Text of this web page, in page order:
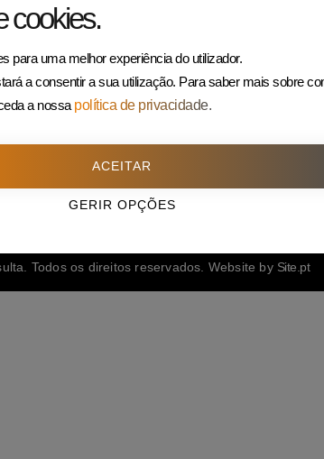
da Boavista, 1588, 2º, sala 304
115 Porto
051
uma chamada para rede fixa)
Todos os direitos reservados. Website by Site.pt
cookies.
para uma melhor experiência do utilizador.
a consentir a sua utilização. Para saber mais sobre
a nossa política de privacidade.
ACEITAR
GERIR OPÇÕES